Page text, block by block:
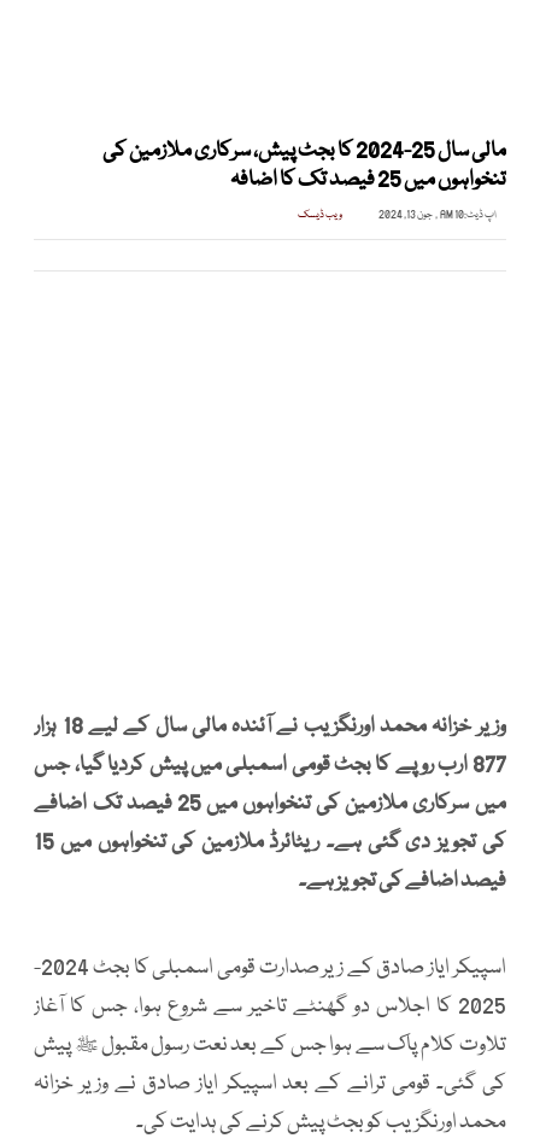
مالی سال 25-2024 کا بجٹ پیش، سرکاری ملازمین کی
تنخواہوں میں 25 فیصد تک کا اضافہ
اپ ڈیٹ:10 AM , جون 13, 2024 ویب ڈیسک
وزیر خزانہ محمد اورنگزیب نے آئندہ مالی سال کے لیے 18 ہزار
877 ارب روپے کا بجٹ قومی اسمبلی میں پیش کردیا گیا، جس
میں سرکاری ملازمین کی تنخواہوں میں 25 فیصد تک اضافے
کی تجویز دی گئی ہے۔ ریٹائرڈ ملازمین کی تنخواہوں میں 15
فیصد اضافے کی تجویز ہے۔
اسپیکر ایاز صادق کے زیر صدارت قومی اسمبلی کا بجٹ 2024-
2025 کا اجلاس دو گھنٹے تاخیر سے شروع ہوا، جس کا آغاز
تلاوت کلام پاک سے ہوا جس کے بعد نعت رسول مقبول ﷺ پیش
کی گئی۔ قومی ترانے کے بعد اسپیکر ایاز صادق نے وزیر خزانہ
محمد اورنگزیب کو بجٹ پیش کرنے کی ہدایت کی۔